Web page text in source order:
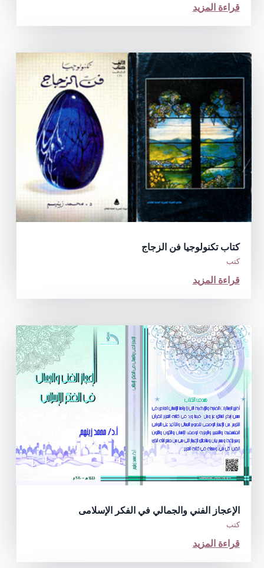
قراءة المزيد
كتاب تكنولوجيا فن الزجاج
كتب
قراءة المزيد
الإعجاز الفني والجمالي في الفكر الإسلامى
كتب
قراءة المزيد